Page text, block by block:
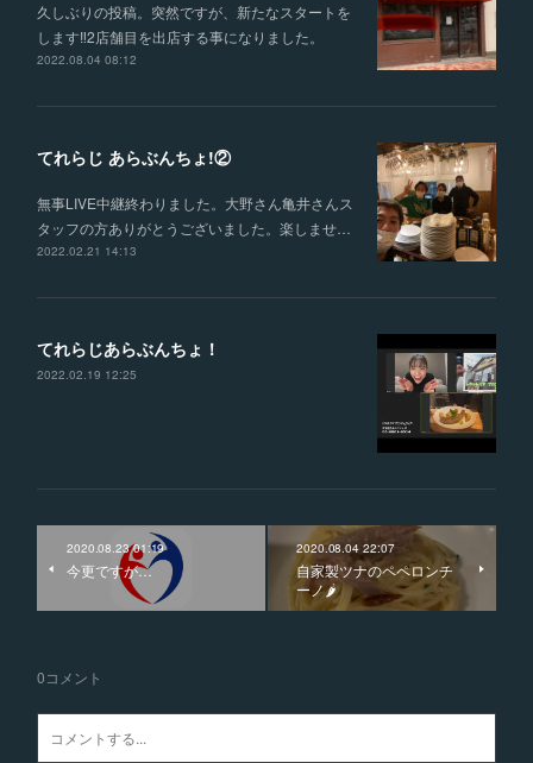
久しぶりの投稿。突然ですが、新たなスタートを
します‼︎2店舗目を出店する事になりました。
2022.08.04 08:12
てれらじ あらぶんちょ!②
無事LIVE中継終わりました。大野さん亀井さんス
タッフの方ありがとうございました。楽しませ…
2022.02.21 14:13
てれらじあらぶんちょ！
2022.02.19 12:25
2020.08.23 01:19
今更ですが…
2020.08.04 22:07
自家製ツナのペペロンチ
ーノ🌶
0コメント